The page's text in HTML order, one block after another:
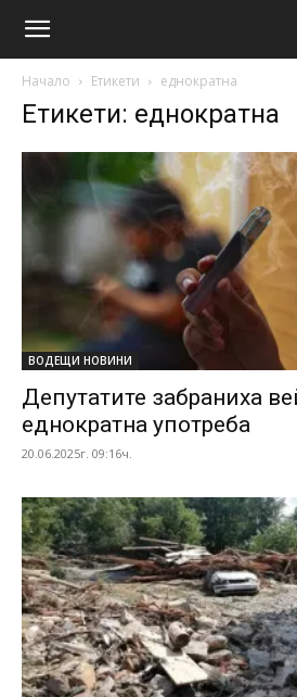
Начало Етикети еднократна
Етикети: еднократна
ВОДЕЩИ НОВИНИ
Депутатите забраниха
еднократна употреба
20.06.2025г. 09:16ч.